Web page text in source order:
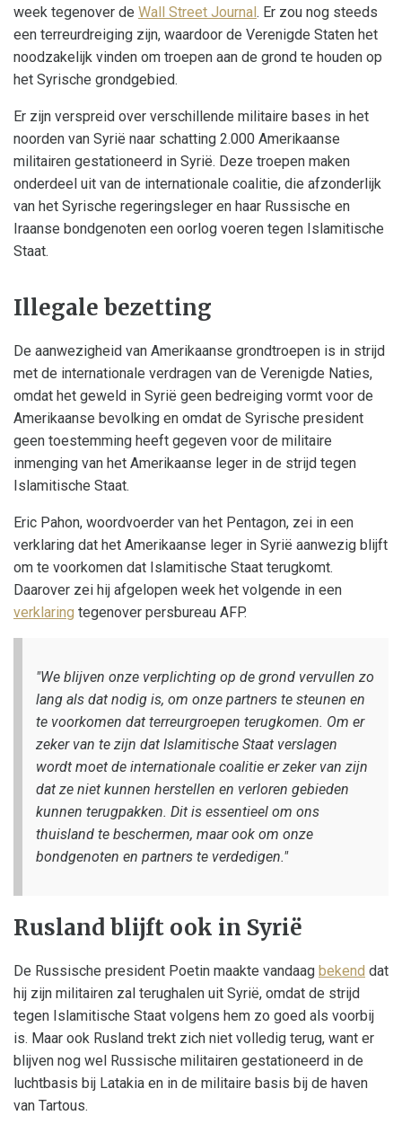
week tegenover de Wall Street Journal . Er zou nog steeds
een terreurdreiging zijn, waardoor de Verenigde Staten het
noodzakelijk vinden om troepen aan de grond te houden op
het Syrische grondgebied.
Er zijn verspreid over verschillende militaire bases in het
noorden van Syrië naar schatting 2.000 Amerikaanse
militairen gestationeerd in Syrië. Deze troepen maken
onderdeel uit van de internationale coalitie, die afzonderlijk
van het Syrische regeringsleger en haar Russische en
Iraanse bondgenoten een oorlog voeren tegen Islamitische
Staat.
Illegale bezetting
De aanwezigheid van Amerikaanse grondtroepen is in strijd
met de internationale verdragen van de Verenigde Naties,
omdat het geweld in Syrië geen bedreiging vormt voor de
Amerikaanse bevolking en omdat de Syrische president
geen toestemming heeft gegeven voor de militaire
inmenging van het Amerikaanse leger in de strijd tegen
Islamitische Staat.
Eric Pahon, woordvoerder van het Pentagon, zei in een
verklaring dat het Amerikaanse leger in Syrië aanwezig blijft
om te voorkomen dat Islamitische Staat terugkomt.
Daarover zei hij afgelopen week het volgende in een
verklaring tegenover persbureau AFP.
"We blijven onze verplichting op de grond vervullen zo
lang als dat nodig is, om onze partners te steunen en
te voorkomen dat terreurgroepen terugkomen. Om er
zeker van te zijn dat Islamitische Staat verslagen
wordt moet de internationale coalitie er zeker van zijn
dat ze niet kunnen herstellen en verloren gebieden
kunnen terugpakken. Dit is essentieel om ons
thuisland te beschermen, maar ook om onze
bondgenoten en partners te verdedigen."
Rusland blijft ook in Syrië
De Russische president Poetin maakte vandaag bekend dat
hij zijn militairen zal terughalen uit Syrië, omdat de strijd
tegen Islamitische Staat volgens hem zo goed als voorbij
is. Maar ook Rusland trekt zich niet volledig terug, want er
blijven nog wel Russische militairen gestationeerd in de
luchtbasis bij Latakia en in de militaire basis bij de haven
van Tartous.